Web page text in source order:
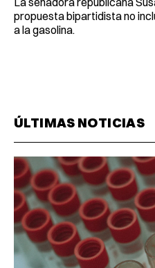
propuesta bipartidista no
a la gasolina.
ÚLTIMAS NOTICIAS